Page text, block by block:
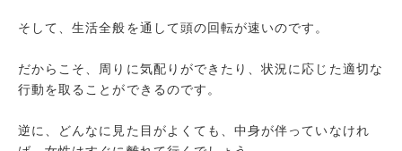
そして、生活全般を通して頭の回転が速いのです。
だからこそ、周りに気配りができたり、状況に応じた適切な
行動を取ることができるのです。
逆に、どんなに見た目がよくても、中身が伴っていなけれ